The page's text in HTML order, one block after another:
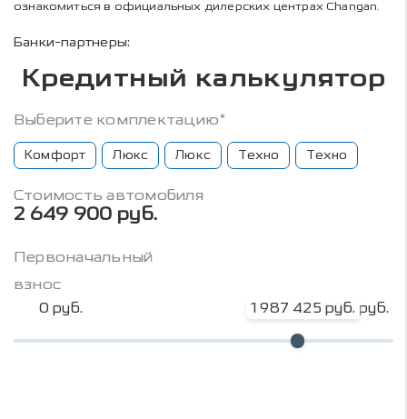
ознакомиться в официальных дилерских центрах Changan.
Банки-партнеры:
Кредитный калькулятор
Выберите комплектацию*
Комфорт Люкс Люкс Техно Техно
Стоимость автомобиля
2 649 900 руб.
Первоначальный
взнос
0 руб. 1 987 425 руб.
2 649 900 руб.